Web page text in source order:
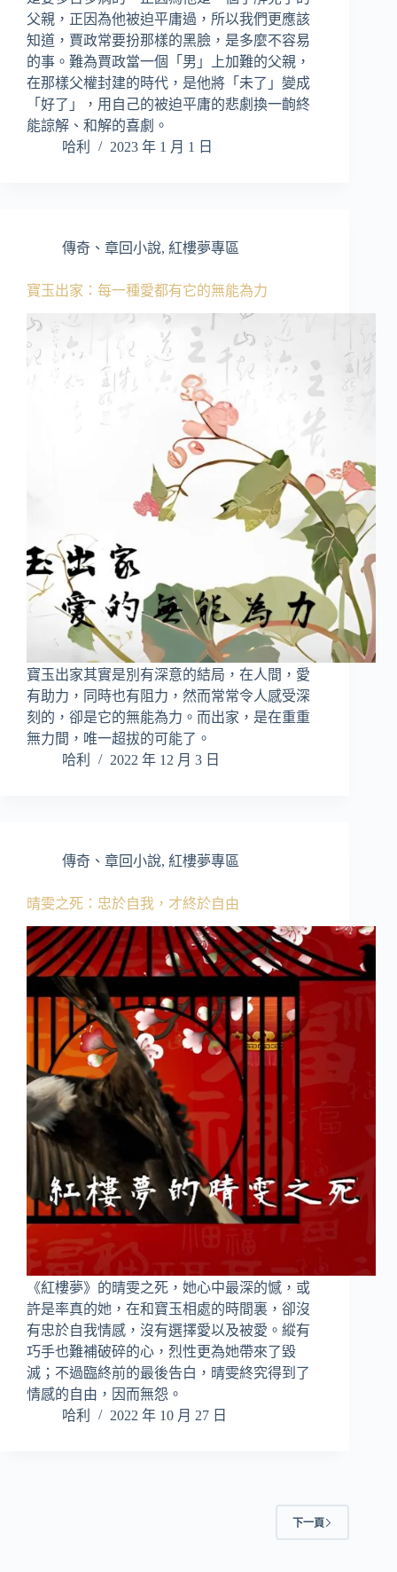
父親，正因為他被迫平庸過，所以我們更應該
知道，賈政常要扮那樣的黑臉，是多麼不容易
的事。難為賈政當一個「男」上加難的父親，
在那樣父權封建的時代，是他將「未了」變成
「好了」，用自己的被迫平庸的悲劇換一齣終
能諒解、和解的喜劇。
哈利
2023 年 1 月 1 日
傳奇、章回小說, 紅樓夢專區
寶玉出家：每一種愛都有它的無能為力
寶玉出家其實是別有深意的結局，在人間，愛
有助力，同時也有阻力，然而常常令人感受深
刻的，卻是它的無能為力。而出家，是在重重
無力間，唯一超拔的可能了。
哈利
2022 年 12 月 3 日
傳奇、章回小說, 紅樓夢專區
晴雯之死：忠於自我，才終於自由
《紅樓夢》的晴雯之死，她心中最深的憾，或
許是率真的她，在和寶玉相處的時間裏，卻沒
有忠於自我情感，沒有選擇愛以及被愛。縱有
巧手也難補破碎的心，烈性更為她帶來了毀
滅；不過臨終前的最後告白，晴雯終究得到了
情感的自由，因而無怨。
哈利
2022 年 10 月 27 日
下一頁